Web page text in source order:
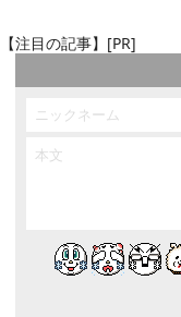
【注目の記事】[PR]